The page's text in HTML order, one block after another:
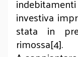
investiva
stata in
rimossa[4].